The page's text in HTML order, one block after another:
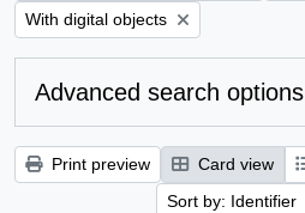
Remove filter:
With digital objects
Advanced search options
Print preview Card view
Sort by: Identifier